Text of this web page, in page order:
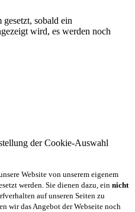
sobald ein
wird, es werden noch
der Cookie-Auswahl
Website von unserem eigenem
werden. Sie dienen dazu, ein nicht
auf unseren Seiten zu
wir das Angebot der Webseite noch